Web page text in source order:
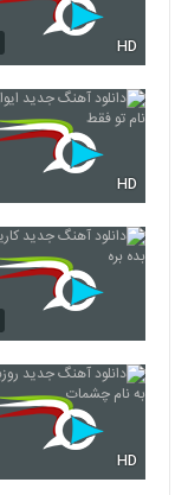
2783
2784
2786
2787
HD
HD
HD